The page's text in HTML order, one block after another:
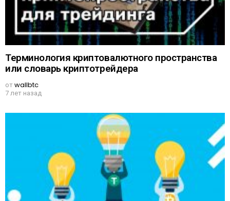
Терминология криптовалютного пространства
или словарь криптотрейдера
отwallbtc
7 лет назад